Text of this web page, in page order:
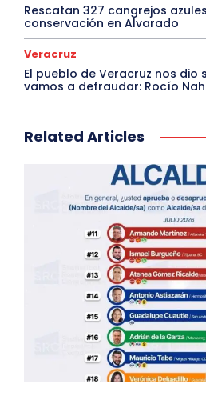
Rescatan 327 cangrejos
conservación en Alvarado
Veracruz
El pueblo de Veracruz nos dio
vamos a defraudar: Rocío
Related Articles